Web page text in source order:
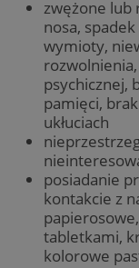
zwężone lub
nosa,
wymioty,
psychicznej,
pamięci,
ukłuciach
posiadanie
kontakcie z
tabletkami,
kolorowe